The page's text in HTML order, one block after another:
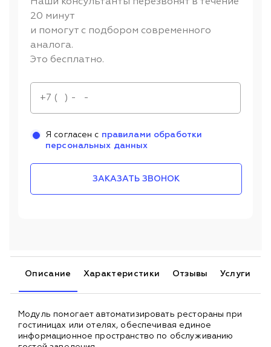
20 минут
и помогут с подбором современного
аналога.
Это бесплатно.
Я согласен с правилами обработки
персональных данных
ЗАКАЗАТЬ ЗВОНОК
Описание Характеристики Отзывы Услуги
Модуль помогает автоматизировать рестораны при
гостиницах или отелях, обеспечивая единое
информационное пространство по обслуживанию